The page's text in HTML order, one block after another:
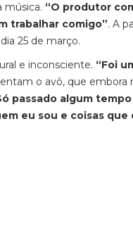
música. “O produtor
trabalhar comigo”. A
25 de março.
e inconsciente. “Foi
o avô, que embora
passado algum
eu sou e coisas que